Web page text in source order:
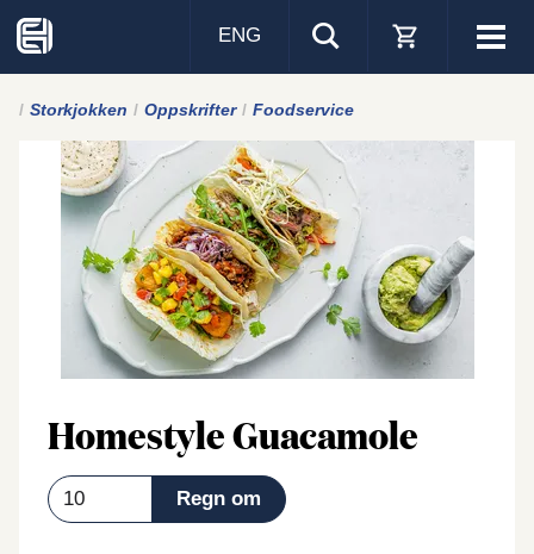
Visa
ENG
Storkjokken Oppskrifter Foodservice
Homestyle Guacamole